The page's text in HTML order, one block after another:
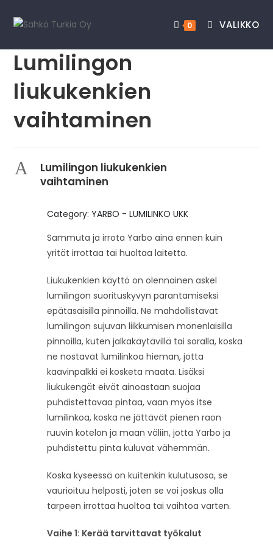
0 VALIKKO
Lumilingon
liukukenkien
vaihtaminen
A
Lumilingon liukukenkien
vaihtaminen
Category: YARBO - LUMILINKO UKK
Sammuta ja irrota Yarbo aina ennen kuin
yrität irrottaa tai huoltaa laitetta.
Liukukenkien käyttö on olennainen askel
lumilingon suorituskyvyn parantamiseksi
epätasaisilla pinnoilla. Ne mahdollistavat
lumilingon sujuvan liikkumisen monenlaisilla
pinnoilla, kuten jalkakäytävillä tai soralla, koska
ne nostavat lumilinkoa hieman, jotta
kaavinpalkki ei kosketa maata. Lisäksi
liukukengät eivät ainoastaan ​​suojaa
puhdistettavaa pintaa, vaan myös itse
lumilinkoa, koska ne jättävät pienen raon
ruuvin kotelon ja maan väliin, jotta Yarbo ja
puhdistettu pinta kuluvat vähemmän.
Koska kyseessä on kuitenkin kulutusosa, se
vaurioituu helposti, joten se voi joskus olla
tarpeen irrottaa huoltoa tai vaihtoa varten.
Vaihe 1: Kerää tarvittavat työkalut